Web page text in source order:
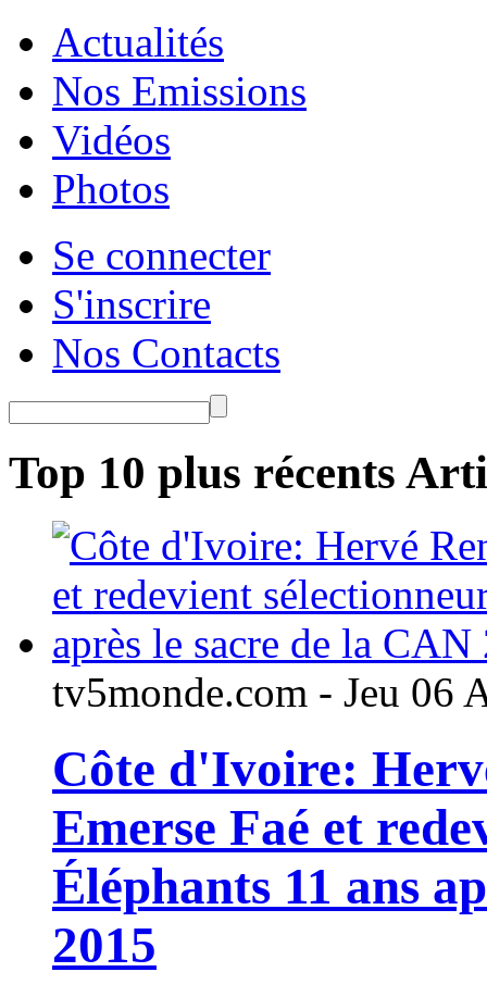
Actualités
Nos Emissions
Vidéos
Photos
Se connecter
S'inscrire
Nos Contacts
Top 10 plus récents
tv5monde.com - Jeu 06
Côte d'Ivoire:
Emerse Faé et
Éléphants 11 ans
2015